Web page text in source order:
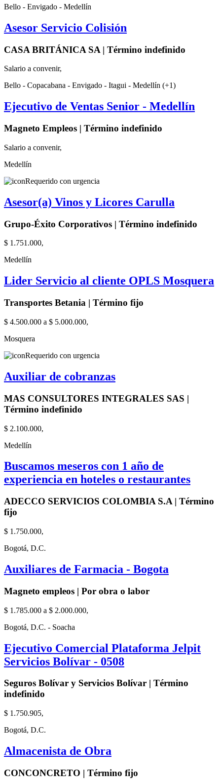
Bello - Envigado - Medellín
Asesor Servicio Colisión
CASA BRITÁNICA SA | Término indefinido
Salario a convenir,
Bello - Copacabana - Envigado - Itagui - Medellín (+1)
Ejecutivo de Ventas Senior - Medellín
Magneto Empleos | Término indefinido
Salario a convenir,
Medellín
Requerido con urgencia
Asesor(a) Vinos y Licores Carulla
Grupo-Éxito Corporativos | Término indefinido
$ 1.751.000,
Medellín
Lider Servicio al cliente OPLS Mosquera
Transportes Betania | Término fijo
$ 4.500.000 a $ 5.000.000,
Mosquera
Requerido con urgencia
Auxiliar de cobranzas
MAS CONSULTORES INTEGRALES SAS |
Término indefinido
$ 2.100.000,
Medellín
Buscamos meseros con 1 año de
experiencia en hoteles o restaurantes
ADECCO SERVICIOS COLOMBIA S.A | Término
fijo
$ 1.750.000,
Bogotá, D.C.
Auxiliares de Farmacia - Bogota
Magneto empleos | Por obra o labor
$ 1.785.000 a $ 2.000.000,
Bogotá, D.C. - Soacha
Ejecutivo Comercial Plataforma Jelpit
Servicios Bolívar - 0508
Seguros Bolívar y Servicios Bolívar | Término
indefinido
$ 1.750.905,
Bogotá, D.C.
Almacenista de Obra
CONCONCRETO | Término fijo